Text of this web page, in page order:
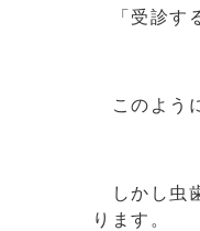
「受診す
このよう
しかし虫
ります。